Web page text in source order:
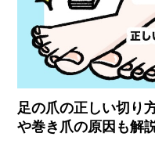
足の爪の正しい切り
や巻き爪の原因も解